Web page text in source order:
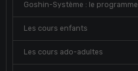
Goshin-Système : le programme
Les cours enfants
Les cours ado-adultes